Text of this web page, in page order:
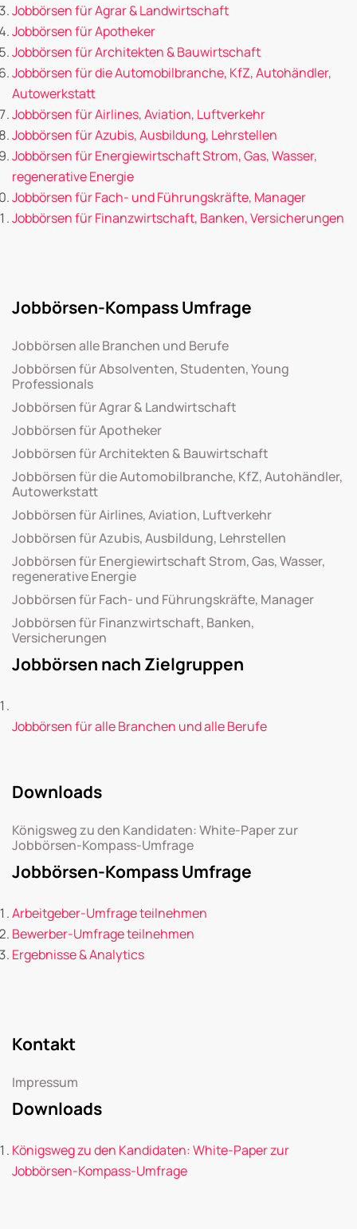
Jobbörsen für Agrar & Landwirtschaft
Jobbörsen für Apotheker
Jobbörsen für Architekten & Bauwirtschaft
Jobbörsen für die Automobilbranche, KfZ, Autohändler,
Autowerkstatt
Jobbörsen für Airlines, Aviation, Luftverkehr
Jobbörsen für Azubis, Ausbildung, Lehrstellen
Jobbörsen für Energiewirtschaft Strom, Gas, Wasser,
regenerative Energie
Jobbörsen für Fach- und Führungskräfte, Manager
Jobbörsen für Finanzwirtschaft, Banken, Versicherungen
Jobbörsen-Kompass Umfrage
Jobbörsen alle Branchen und Berufe
Jobbörsen für Absolventen, Studenten, Young
Professionals
Jobbörsen für Agrar & Landwirtschaft
Jobbörsen für Apotheker
Jobbörsen für Architekten & Bauwirtschaft
Jobbörsen für die Automobilbranche, KfZ, Autohändler,
Autowerkstatt
Jobbörsen für Airlines, Aviation, Luftverkehr
Jobbörsen für Azubis, Ausbildung, Lehrstellen
Jobbörsen für Energiewirtschaft Strom, Gas, Wasser,
regenerative Energie
Jobbörsen für Fach- und Führungskräfte, Manager
Jobbörsen für Finanzwirtschaft, Banken,
Versicherungen
Jobbörsen nach Zielgruppen
Jobbörsen für alle Branchen und alle Berufe
Downloads
Königsweg zu den Kandidaten: White-Paper zur
Jobbörsen-Kompass-Umfrage
Jobbörsen-Kompass Umfrage
Arbeitgeber-Umfrage teilnehmen
Bewerber-Umfrage teilnehmen
Ergebnisse & Analytics
Kontakt
Impressum
Downloads
Königsweg zu den Kandidaten: White-Paper zur
Jobbörsen-Kompass-Umfrage